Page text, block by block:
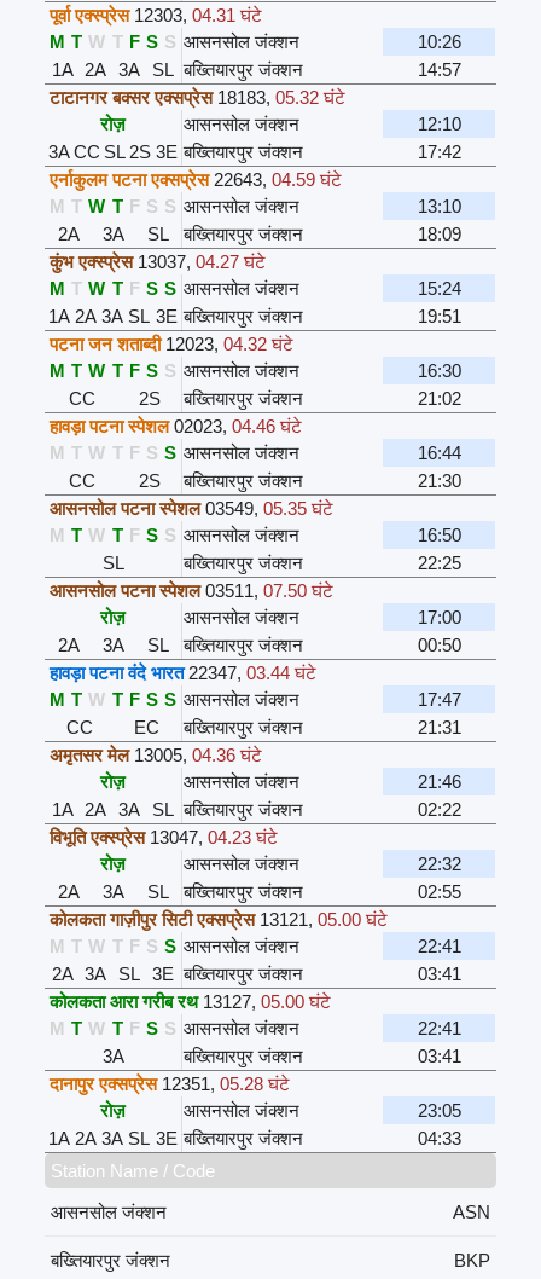
पूर्वा एक्स्प्रेस 12303,04.31 घंटे
M T W T F S S आसनसोल जंक्शन
10:26
1A 2A 3A SL बख्तियारपुर जंक्शन
14:57
टाटानगर बक्सर एक्सप्रेस 18183,05.32 घंटे
रोज़
आसनसोल जंक्शन
12:10
3ACC SL 2S 3E बख्तियारपुर जंक्शन
17:42
एर्नाकुलम पटना एक्सप्रेस 22643,04.59 घंटे
M T W T F S S आसनसोल जंक्शन
13:10
2A
3A SL बख्तियारपुर जंक्शन
18:09
कुंभ एक्स्प्रेस 13037,04.27 घंटे
M T W T F S S आसनसोल जंक्शन
15:24
1A 2A 3A SL 3E बख्तियारपुर जंक्शन
19:51
पटना जन शताब्दी 12023,04.32 घंटे
M T W T F S S आसनसोल जंक्शन
16:30
CC
2S बख्तियारपुर जंक्शन
21:02
हावड़ा पटना स्पेशल 02023,04.46 घंटे
M T W T F S S आसनसोल जंक्शन
16:44
CC
2S बख्तियारपुर जंक्शन
21:30
आसनसोल पटना स्पेशल 03549,05.35 घंटे
M T W T F S S आसनसोल जंक्शन
16:50
SL
बख्तियारपुर जंक्शन
22:25
आसनसोल पटना स्पेशल 03511,07.50 घंटे
रोज़
आसनसोल जंक्शन
17:00
2A
3A SL बख्तियारपुर जंक्शन
00:50
हावड़ा पटना वंदे भारत 22347,03.44 घंटे
M T W T F S S आसनसोल जंक्शन
17:47
CC
EC बख्तियारपुर जंक्शन
21:31
अमृतसर मेल 13005,04.36 घंटे
रोज़
आसनसोल जंक्शन
21:46
1A 2A 3A SL बख्तियारपुर जंक्शन
02:22
विभूति एक्स्प्रेस 13047,04.23 घंटे
रोज़
आसनसोल जंक्शन
22:32
2A
3A SL बख्तियारपुर जंक्शन
02:55
कोलकता गाज़ीपुर सिटी एक्सप्रेस 13121,05.00 घंटे
M T W T F S S आसनसोल जंक्शन
22:41
2A 3A SL 3E बख्तियारपुर जंक्शन
03:41
कोलकता आरा गरीब रथ 13127,05.00 घंटे
M T W T F S S आसनसोल जंक्शन
22:41
3A
बख्तियारपुर जंक्शन
03:41
दानापुर एक्सप्रेस 12351,05.28 घंटे
रोज़
आसनसोल जंक्शन
23:05
1A 2A 3A SL 3E बख्तियारपुर जंक्शन
04:33
Station Name / Code
आसनसोल जंक्शन
ASN
बख्तियारपुर जंक्शन
BKP